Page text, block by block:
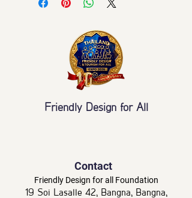
Friendly Design for All
Contact
Friendly Design for all Foundation
19 Soi Lasalle 42, Bangna, Bangna,